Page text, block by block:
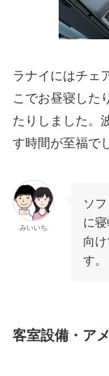
ラナイにはチェ
こでお昼寝した
たりしました。
す時間が至福で
みいいち
ソ
に
向
す。
客室設備・ア